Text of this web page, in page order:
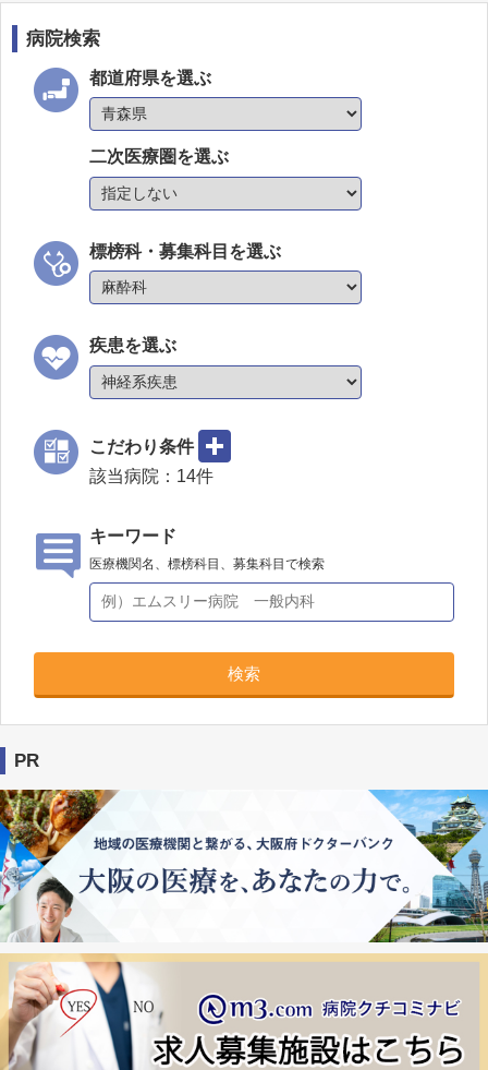
病院検索
都道府県を選ぶ
二次医療圏を選ぶ
標榜科・募集科目を選ぶ
疾患を選ぶ
こだわり条件
該当病院： 14件
キーワード
医療機関名、標榜科目、募集科目で検索
検索
PR